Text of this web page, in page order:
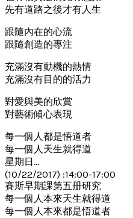
先有道路之後才有人生
跟隨內在的心流
跟隨創造的專注
充滿沒有動機的熱情
充滿沒有目的的活力
對愛與美的欣賞
對藝術傾心表現
每一個人都是悟道者
每一個人天生就得道
星期日…
(10/22/2017) :14:00-17:00
賽斯早期課第五册研究
每一個人本來天生就得道
每一個人本來都是悟道者